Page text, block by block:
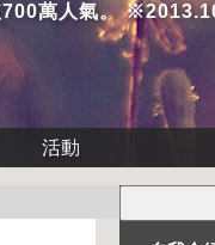
萬人氣。
活動